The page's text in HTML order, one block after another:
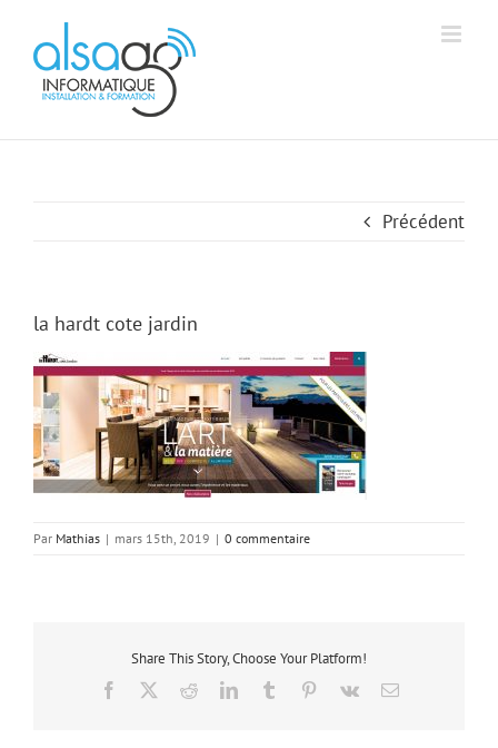
contenu
Précédent
la hardt cote jardin
Par Mathias | mars 15th, 2019 | 0 commentaire
Share This Story, Choose Your Platform!
Facebook
FacebookX (Twitter)
Reddit
RedditLinkedIn
LinkedInTumblr
Tumblr Pinterest
Pinterest
Vk
Vk Email
Email